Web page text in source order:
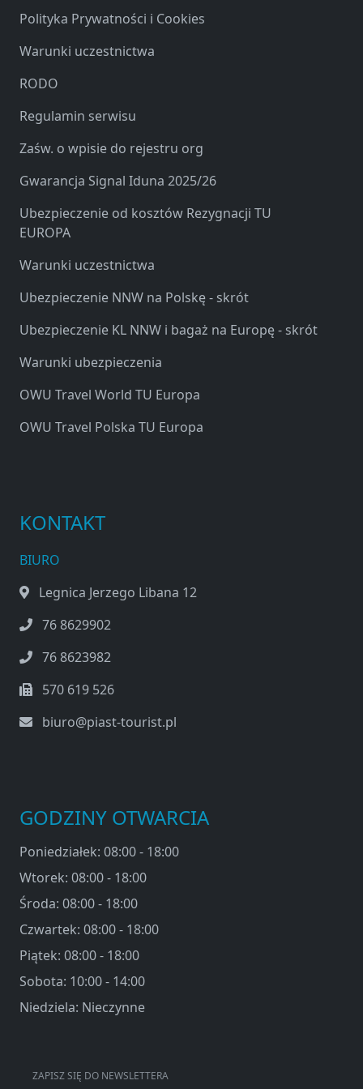
ZAPISZ SIĘ DO NEWSLETTERA
Polityka Prywatności i Cookies
Warunki uczestnictwa
RODO
Regulamin serwisu
Zaśw. o wpisie do rejestru org
Gwarancja Signal Iduna 2025/26
Ubezpieczenie od kosztów Rezygnacji TU
EUROPA
Warunki uczestnictwa
Ubezpieczenie NNW na Polskę - skrót
Ubezpieczenie KL NNW i bagaż na Europę - skrót
Warunki ubezpieczenia
OWU Travel World TU Europa
OWU Travel Polska TU Europa
KONTAKT
BIURO
Legnica Jerzego Libana 12
76 8629902
76 8623982
570 619 526
biuro@piast-tourist.pl
GODZINY OTWARCIA
Poniedziałek: 08:00 - 18:00
Wtorek: 08:00 - 18:00
Środa: 08:00 - 18:00
Czwartek: 08:00 - 18:00
Piątek: 08:00 - 18:00
Sobota: 10:00 - 14:00
Niedziela: Nieczynne